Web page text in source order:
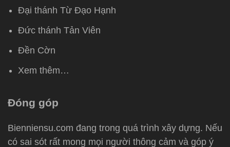
Đại thánh Từ Đạo Hạnh
Đức thánh Tản Viên
Đền Cờn
Xem thêm…
Đóng góp
Bienniensu.com đang trong quá trình xây dựng. Nếu
có sai sót rất mong mọi người thông cảm và góp ý